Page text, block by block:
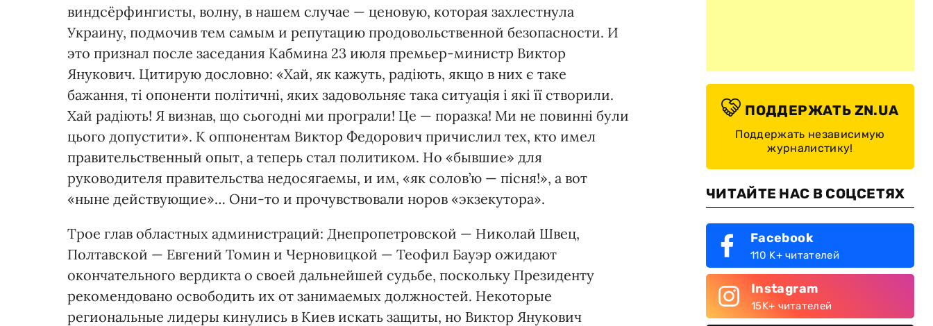
виндсёрфингисты, волну, в нашем случае — ценовую, которая захлестнула
Украину, подмочив тем самым и репутацию продовольственной безопасности. И
это признал после заседания Кабмина 23 июля премьер-министр Виктор
Янукович. Цитирую дословно: «Хай, як кажуть, радіють, якщо в них є таке
бажання, ті опоненти політичні, яких задовольняє така ситуація і які її створили.
Хай радіють! Я визнав, що сьогодні ми програли! Це — поразка! Ми не повинні були
цього допустити». К оппонентам Виктор Федорович причислил тех, кто имел
правительственный опыт, а теперь стал политиком. Но «бывшие» для
руководителя правительства недосягаемы, и им, «як солов’ю — пісня!», а вот
«ныне действующие»… Они-то и прочувствовали норов «экзекутора».
Трое глав областных администраций: Днепропетровской — Николай Швец,
Полтавской — Евгений Томин и Черновицкой — Теофил Бауэр ожидают
окончательного вердикта о своей дальнейшей судьбе, поскольку Президенту
рекомендовано освободить их от занимаемых должностей. Некоторые
региональные лидеры кинулись в Киев искать защиты, но Виктор Янукович
ПОДДЕРЖАТЬ ZN.UA
Поддержать независимую
журналистику!
ЧИТАЙТЕ НАС В СОЦСЕТЯХ
Facebook
110 K+ читателей
Instagram
15K+ читателей